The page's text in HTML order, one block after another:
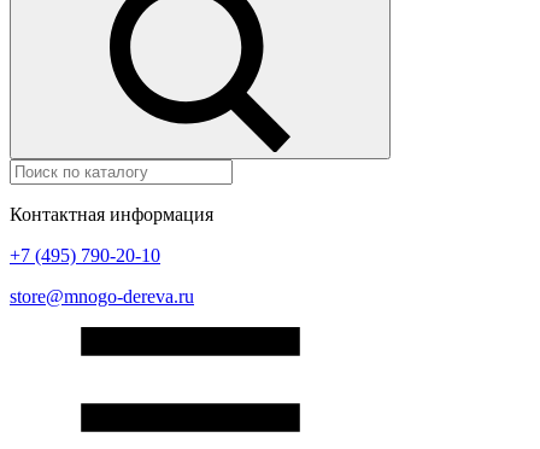
Контактная информация
+7 (495) 790-20-10
store@mnogo-dereva.ru